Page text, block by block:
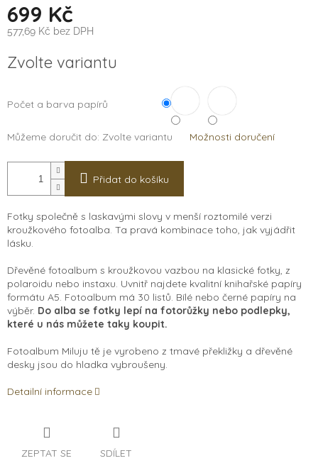
699 Kč
577,69 Kč bez DPH
cena:
Zvolte variantu
Počet a barva papírů
Můžeme doručit do: Zvolte variantu Možnosti doručení
Přidat do košíku
Fotky společně s laskavými slovy v menší roztomilé verzi
kroužkového fotoalba. Ta pravá kombinace toho, jak vyjádřit
lásku.
Dřevěné fotoalbum s kroužkovou vazbou na klasické fotky, z
polaroidu nebo instaxu. Uvnitř najdete kvalitní knihařské papíry
formátu A5. Fotoalbum má 30 listů. Bílé nebo černé papíry na
výběr. Do alba se fotky lepí na fotorůžky nebo podlepky,
které u nás můžete taky koupit.
Fotoalbum Miluju tě je vyrobeno z tmavé překližky a dřevěné
desky jsou do hladka vybroušeny.
Detailní informace
ZEPTAT SE SDÍLET